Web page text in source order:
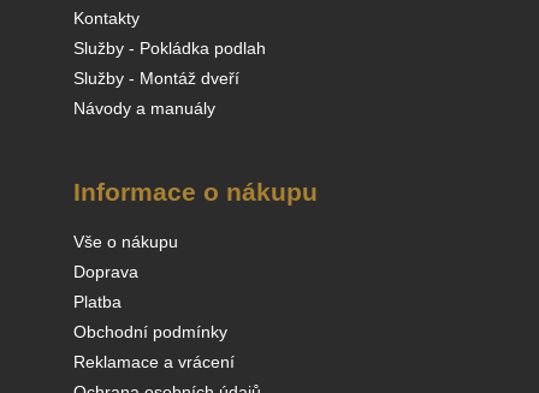
Kontakty
Služby - Pokládka podlah
Služby - Montáž dveří
Návody a manuály
Informace o nákupu
Vše o nákupu
Doprava
Platba
Obchodní podmínky
Reklamace a vrácení